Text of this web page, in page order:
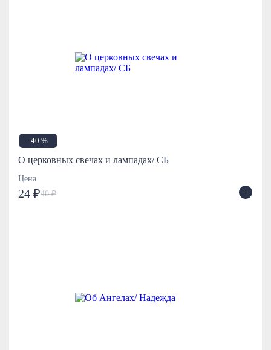
-40 %
О церковных свечах и лампадах/ СБ
Цена
24 ₽40 ₽ +